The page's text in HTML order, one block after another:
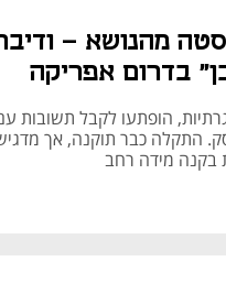
מהנושא –
בדרום אפריקה
הופתעו לקבל תשובות
התקלה כבר תוקנה, אך
בקנה מידה רחב